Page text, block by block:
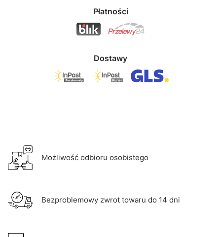
Płatności
Dostawy
Możliwość odbioru osobistego
Bezproblemowy zwrot towaru do 14 dni